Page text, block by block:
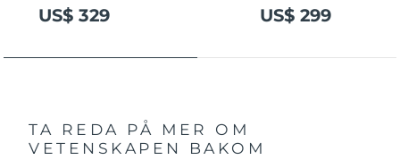
US$ 329 US$ 299
TA REDA PÅ MER OM
VETENSKAPEN BAKOM